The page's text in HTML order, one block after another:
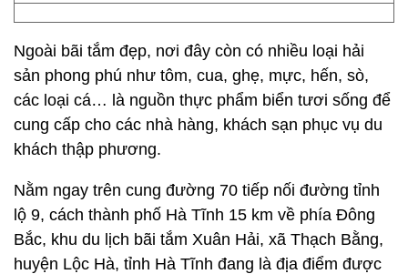
Ngoài bãi tắm đẹp, nơi đây còn có nhiều loại hải
sản phong phú như tôm, cua, ghẹ, mực, hến, sò,
các loại cá… là nguồn thực phẩm biển tươi sống để
cung cấp cho các nhà hàng, khách sạn phục vụ du
khách thập phương.
Nằm ngay trên cung đường 70 tiếp nối đường tỉnh
lộ 9, cách thành phố Hà Tĩnh 15 km về phía Đông
Bắc, khu du lịch bãi tắm Xuân Hải, xã Thạch Bằng,
huyện Lộc Hà, tỉnh Hà Tĩnh đang là địa điểm được